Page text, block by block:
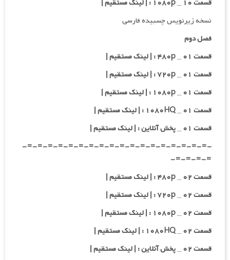
قسمت ۱۰ _ ۱۰۸۰p : | لینک مستقیم |
نسخه زیرنویس چسبیده فارسی
فصل دوم
قسمت ۰۱ _ ۴۸۰p : | لینک مستقیم |
قسمت ۰۱ _ ۷۲۰p : | لینک مستقیم |
قسمت ۰۱ _ ۱۰۸۰p : | لینک مستقیم |
قسمت ۰۱ _ ۱۰۸۰HQ : | لینک مستقیم |
قسمت ۰۱ _ پخش آنلاین : | لینک مستقیم |
-=-=-=-=-=-=-=-=-=-=-=-=-=-=-=-=-=-=-
=-=-=-=-
قسمت ۰۲ _ ۴۸۰p : | لینک مستقیم |
قسمت ۰۲ _ ۷۲۰p : | لینک مستقیم |
قسمت ۰۲ _ ۱۰۸۰p : | لینک مستقیم |
قسمت ۰۲ _ ۱۰۸۰HQ : | لینک مستقیم |
قسمت ۰۲ _ پخش آنلاین : | لینک مستقیم |